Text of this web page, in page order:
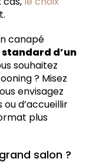
canapé
d’un
souhaitez
? Misez
envisagez
d’accueillir
plus
salon ?